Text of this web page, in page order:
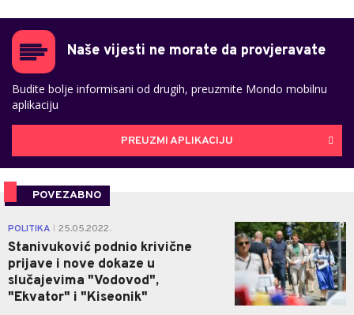
Naše vijesti ne morate da provjeravate
Budite bolje informisani od drugih, preuzmite Mondo mobilnu
aplikaciju
PREUZMI APLIKACIJU
POVEZABNO
POLITIKA 25.05.2022.
Stanivuković podnio krivične
prijave i nove dokaze u
slučajevima "Vodovod",
"Ekvator" i "Kiseonik"
0